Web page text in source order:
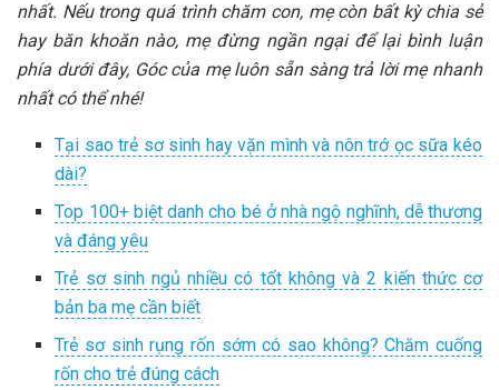
nhất. Nếu trong quá trình chăm con, mẹ còn bất kỳ chia sẻ
hay băn khoăn nào, mẹ đừng ngần ngại để lại bình luận
phía dưới đây, Góc của mẹ luôn sẵn sàng trả lời mẹ nhanh
nhất có thể nhé!
Tại sao trẻ sơ sinh hay vặn mình và nôn trớ ọc sữa kéo
dài?
Top 100+ biệt danh cho bé ở nhà ngộ nghĩnh, dễ thương
và đáng yêu
Trẻ sơ sinh ngủ nhiều có tốt không và 2 kiến thức cơ
bản ba mẹ cần biết
Trẻ sơ sinh rụng rốn sớm có sao không? Chăm cuống
rốn cho trẻ đúng cách